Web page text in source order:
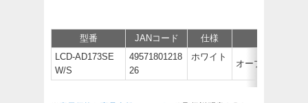
型番 JANコード 仕様
LCD-AD173SE
W/S
49571801218
26
ホワイト
オープン価格